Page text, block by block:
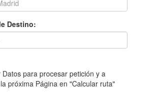
Destino:
Datos para procesar petición y a
próxima Página en "Calcular ruta"